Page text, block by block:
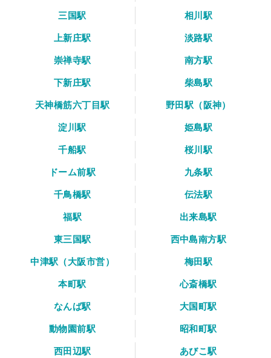
三国駅
相川駅
上新庄駅
淡路駅
崇禅寺駅
南方駅
下新庄駅
柴島駅
天神橋筋六丁目駅
野田駅（阪神）
淀川駅
姫島駅
千船駅
桜川駅
ドーム前駅
九条駅
千鳥橋駅
伝法駅
福駅
出来島駅
東三国駅
西中島南方駅
中津駅（大阪市営）
梅田駅
本町駅
心斎橋駅
なんば駅
大国町駅
動物園前駅
昭和町駅
西田辺駅
あびこ駅